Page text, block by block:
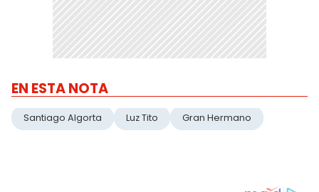
EN ESTA NOTA
Santiago Algorta Luz Tito Gran Hermano